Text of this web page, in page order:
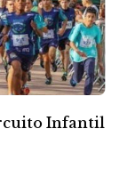
Infantil